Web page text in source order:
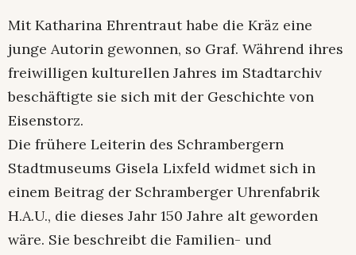
Mit Katharina Ehrentraut habe die Kräz eine
junge Autorin gewonnen, so Graf. Während ihres
freiwilligen kulturellen Jahres im Stadtarchiv
beschäftigte sie sich mit der Geschichte von
Eisenstorz.
Die frühere Leiterin des Schrambergern
Stadtmuseums Gisela Lixfeld widmet sich in
einem Beitrag der Schramberger Uhrenfabrik
H.A.U., die dieses Jahr 150 Jahre alt geworden
wäre. Sie beschreibt die Familien- und